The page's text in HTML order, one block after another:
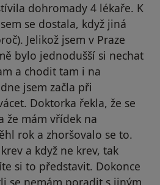
dohromady 4 lékaře. K
se dostala, když jiná
Jelikož jsem v Praze
bylo jednodušší si nechat
a chodit tam i na
jsem začla při
Doktorka řekla, že se
že mám vřídek na
rok a zhoršovalo se to.
a když ne krev, tak
si to představit. Dokonce
se nemám poradit s jiným